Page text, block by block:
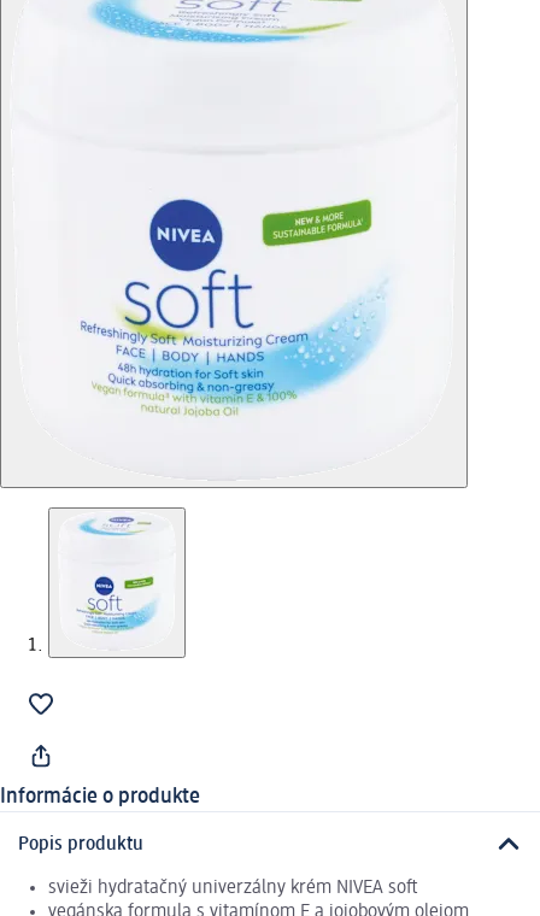
Informácie o produkte
Popis produktu
svieži hydratačný univerzálny krém NIVEA soft